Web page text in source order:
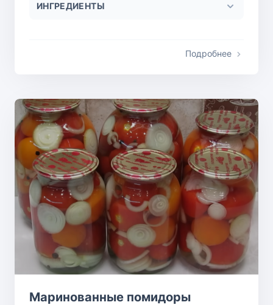
ИНГРЕДИЕНТЫ
Подробнее
Маринованные помидоры